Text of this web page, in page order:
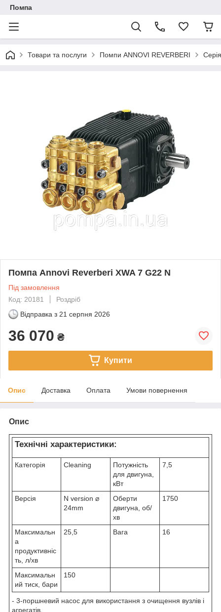
Помпа
Товари та послуги Помпи ANNOVI REVERBERI
Помпа Annovi Reverberi XWA 7 G22 N
Під замовлення
Код: 20181
Роздріб
Відправка з 21 серпня 2026
36 070 ₴
Купити
Опис Доставка Оплата Умови повернення
Опис
Технічні характеристики:
Категорія Cleaning
Потужність
для двигуна,
кВт
7,5
Версія
N version ⌀
24mm
Оберти
двигуна, об/
хв
1750
Максимальн
а
продуктивніс
ть, л/хв
25,5 Вага 16
Максимальн
ий тиск, бари
150
- 3-поршневий насос для використання з очищення вузлів і
агрегатів.